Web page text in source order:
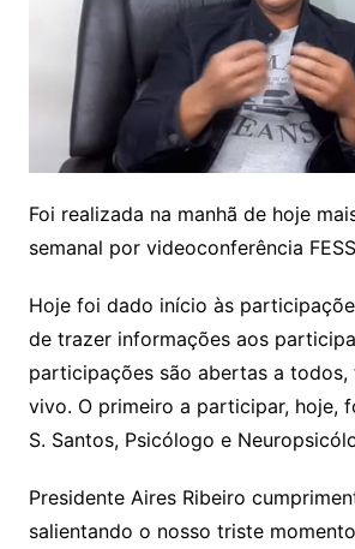
Foi realizada na manhã de hoje
semanal por videoconferência
Hoje foi dado início às
de trazer informações aos
participações são abertas a todos,
vivo. O primeiro a participar, hoje,
S. Santos, Psicólogo e
Presidente Aires Ribeiro
salientando o nosso triste